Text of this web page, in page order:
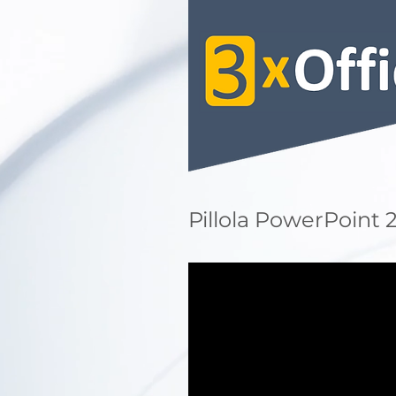
Pillola PowerPoint